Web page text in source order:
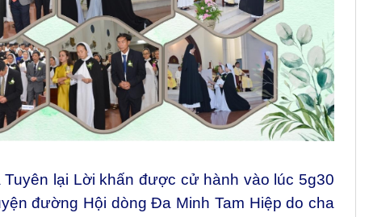
lại Lời khấn được cử hành vào lúc 5g30
đường Hội dòng Đa Minh Tam Hiệp do cha